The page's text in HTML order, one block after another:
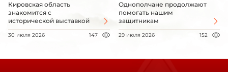
Кировская область
знакомится с
исторической выставкой
30 июля 2026 147
Однополчане продолжают
помогать нашим
защитникам
29 июля 2026 152